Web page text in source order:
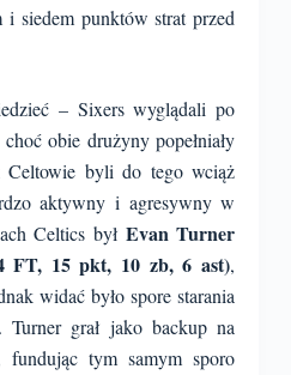
i siedem punktów strat przed
– Sixers wyglądali po
obie drużyny popełniały
Celtowie byli do tego wciąż
aktywny i agresywny w
Celtics był Evan Turner
FT, 15 pkt, 10 zb, 6 ast),
widać było spore starania
grał jako backup na
fundując tym samym sporo